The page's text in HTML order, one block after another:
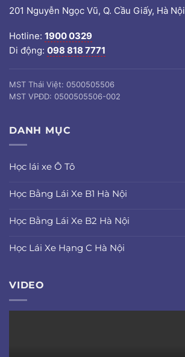
201 Nguyễn Ngọc Vũ, Q. Cầu Giấy, Hà Nội
Hotline: 1900 0329
Di động: 098 818 7771
MST Thái Việt: 0500505506
MST VPĐD: 0500505506-002
DANH MỤC
Học lái xe Ô Tô
Học Bằng Lái Xe B1 Hà Nội
Học Bằng Lái Xe B2 Hà Nội
Học Lái Xe Hạng C Hà Nội
VIDEO